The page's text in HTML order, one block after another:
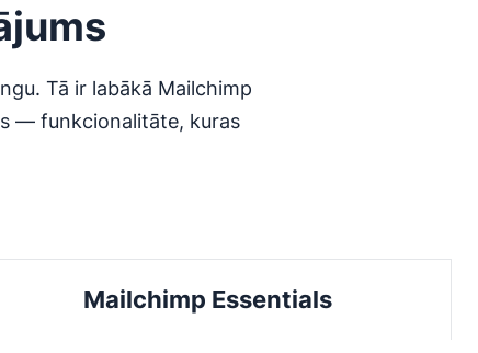
Tā ir labākā Mailchimp
— funkcionalitāte, kuras
Mailchimp Essentials